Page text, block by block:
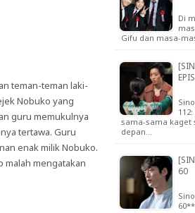
teman-teman laki-
Nobuko yang
guru memukulnya
tertawa. Guru
enak milik Nobuko.
malah mengatakan
Di
Gifu dan masa-
sama-sama kaget
depan…
60